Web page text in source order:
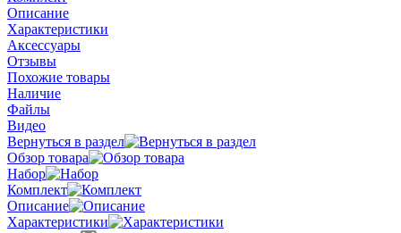
Описание
Характеристики
Аксессуары
Отзывы
Похожие товары
Наличие
Файлы
Видео
Вернуться в раздел
Обзор товара
Набор
Комплект
Описание
Характеристики